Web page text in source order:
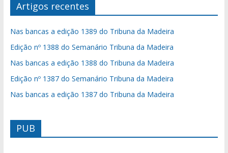
Artigos recentes
Nas bancas a edição 1389 do Tribuna da Madeira
Edição nº 1388 do Semanário Tribuna da Madeira
Nas bancas a edição 1388 do Tribuna da Madeira
Edição nº 1387 do Semanário Tribuna da Madeira
Nas bancas a edição 1387 do Tribuna da Madeira
PUB